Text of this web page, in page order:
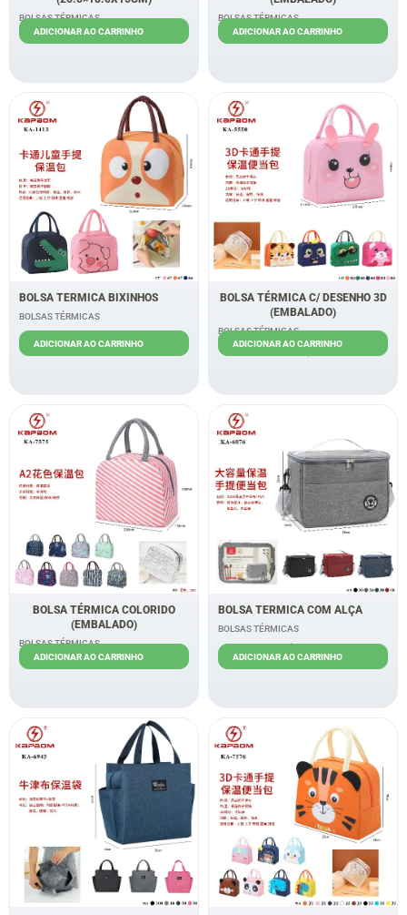
BOLSAS TÉRMICAS
R$ 40,00
ADICIONAR AO CARRINHO
BOLSAS TÉRMICAS
R$9,50
ADICIONAR AO CARRINHO
BOLSA TERMICA BIXINHOS
BOLSAS TÉRMICAS
ADICIONAR AO CARRINHO
BOLSA TÉRMICA C/ DESENHO 3D
(EMBALADO)
BOLSAS TÉRMICAS
R$8,00
ADICIONAR AO CARRINHO
BOLSA TÉRMICA COLORIDO
(EMBALADO)
BOLSAS TÉRMICAS
R$9,50
ADICIONAR AO CARRINHO
BOLSA TERMICA COM ALÇA
BOLSAS TÉRMICAS
ADICIONAR AO CARRINHO